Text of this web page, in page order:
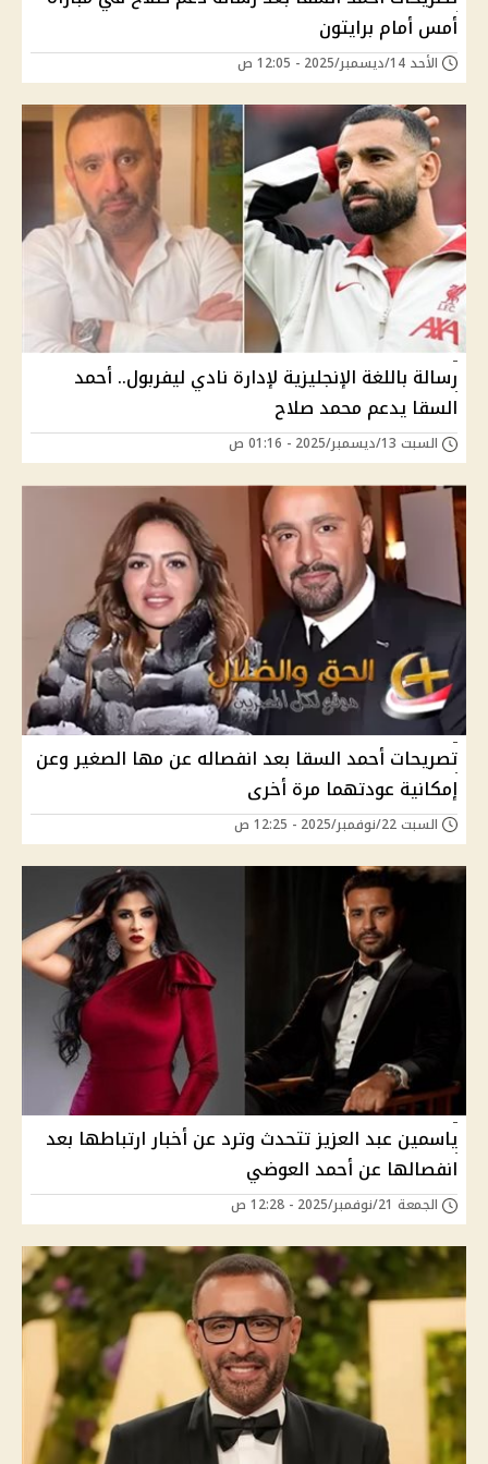
أمس أمام برايتون
الأحد 14/ديسمبر/2025 - 12:05 ص
رسالة باللغة الإنجليزية لإدارة نادي ليفربول.. أحمد
السقا يدعم محمد صلاح
السبت 13/ديسمبر/2025 - 01:16 ص
تصريحات أحمد السقا بعد انفصاله عن مها الصغير وعن
إمكانية عودتهما مرة أخرى
السبت 22/نوفمبر/2025 - 12:25 ص
ياسمين عبد العزيز تتحدث وترد عن أخبار ارتباطها بعد
انفصالها عن أحمد العوضي
الجمعة 21/نوفمبر/2025 - 12:28 ص